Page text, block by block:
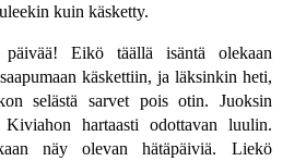
kuin käsketty.
Eikö täällä isäntä olekaan
käskettiin, ja läksinkin heti,
selästä sarvet pois otin. Juoksin
Kiviahon hartaasti odottavan luulin.
näy olevan hätäpäiviä. Liekö